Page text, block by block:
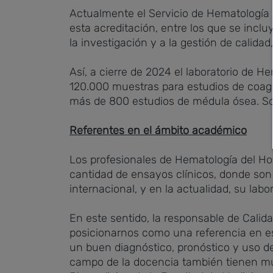
Actualmente el Servicio de
esta acreditación, entre los que se
la investigación y a la gestión de
Así, a cierre de 2024 el laboratorio de
120.000 muestras para estudios de
más de 800 estudios de médula ósea.
Referentes en el ámbito académico
Los profesionales de Hematología del
cantidad de ensayos clínicos, donde
internacional, y en la actualidad, su
En este sentido, la responsable de
posicionarnos como una referencia en
un buen diagnóstico, pronóstico y uso
campo de la docencia también tienen